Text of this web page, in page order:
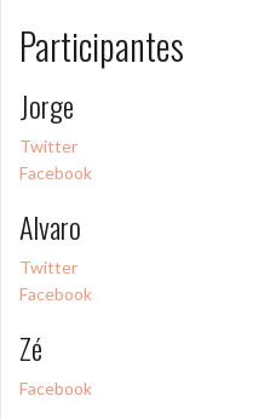
Participantes
Jorge
Twitter
Facebook
Alvaro
Twitter
Facebook
Zé
Facebook